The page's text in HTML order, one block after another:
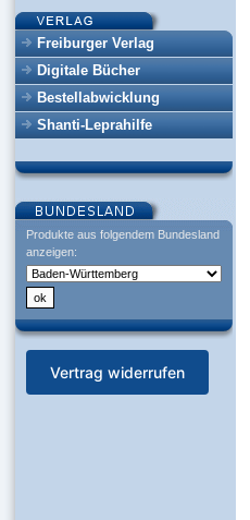
Freiburger Verlag
Digitale Bücher
Bestellabwicklung
Shanti-Leprahilfe
Produkte aus folgendem Bundesland
anzeigen:
Vertrag widerrufen